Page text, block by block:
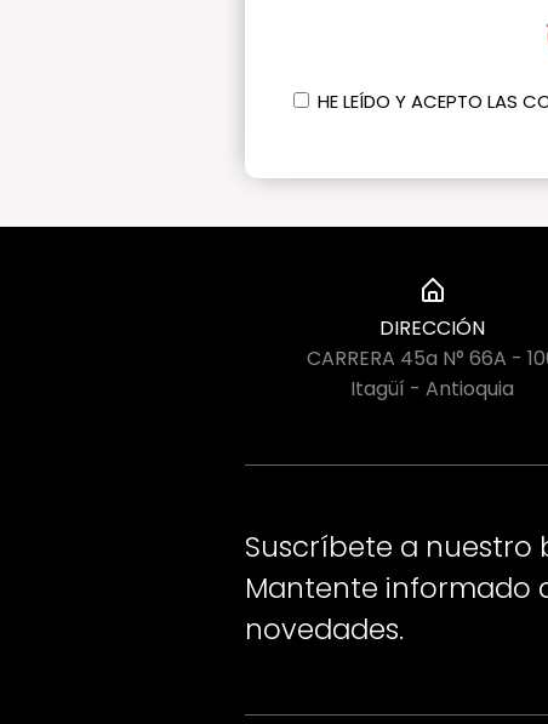
HE LEÍDO Y ACEPTO LAS
DIRECCIÓN
CARRERA 45a N° 66A -
Itagüí - Antioquia
Suscríbete a nuestro
Mantente informado
novedades.